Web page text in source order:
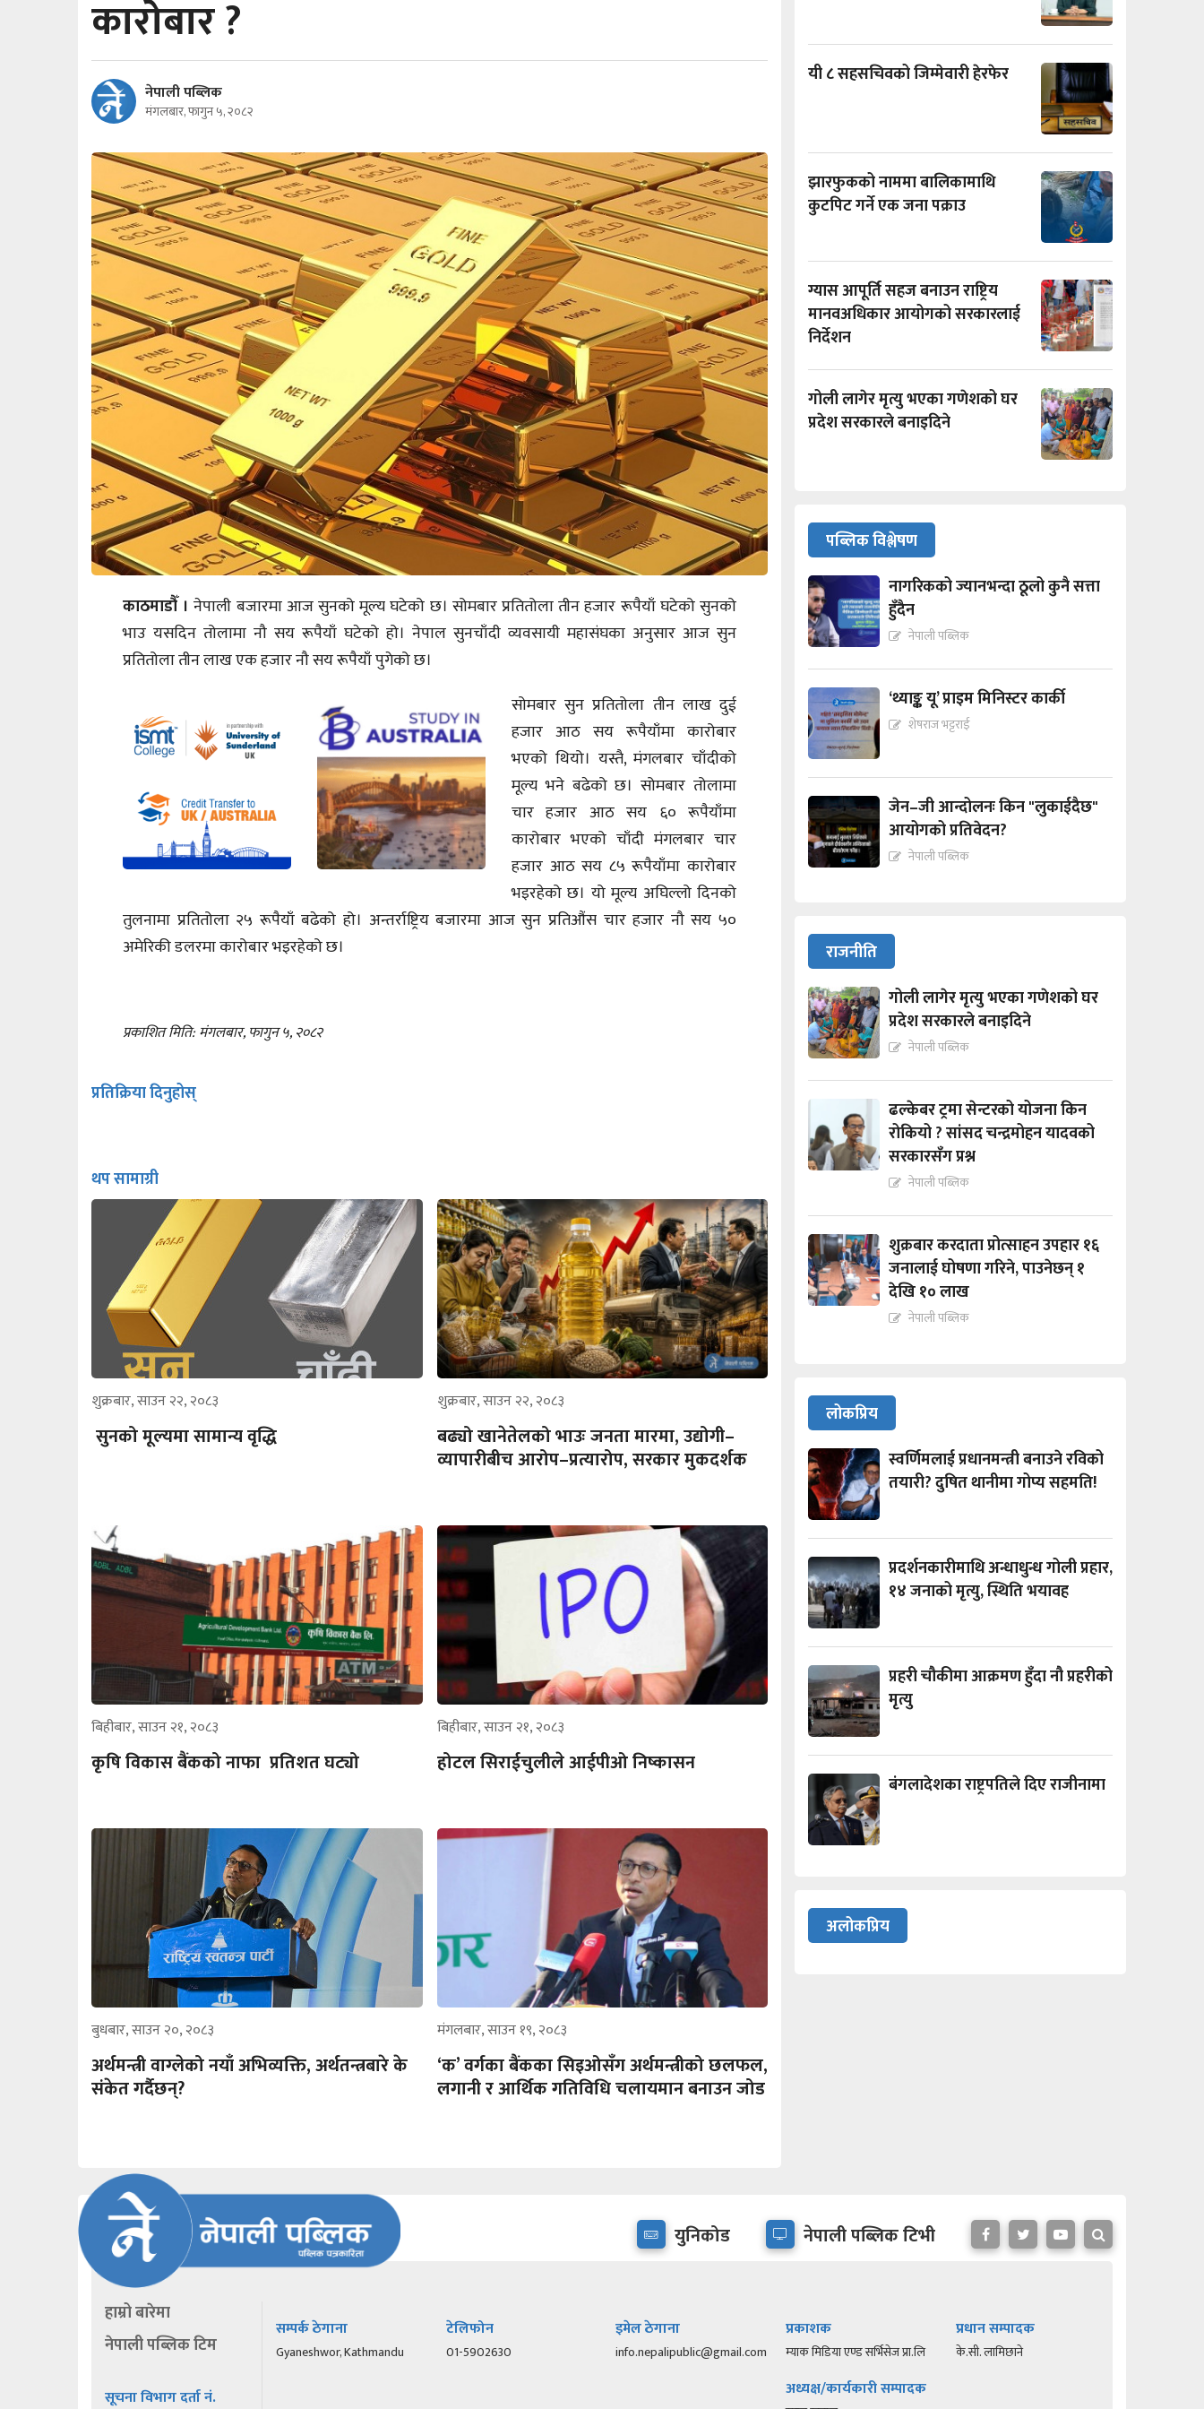
कारोबार ?
नेपाली पब्लिक
मंगलबार, फागुन ५, २०८२
काठमाडौँ ।नेपाली बजारमा आज सुनको मूल्य घटेको छ। सोमबार प्रतितोला तीन हजार रूपैयाँ घटेको सुनको
भाउ यसदिन तोलामा नौ सय रूपैयाँ घटेको हो। नेपाल सुनचाँदी व्यवसायी महासंघका अनुसार आज सुन
प्रतितोला तीन लाख एक हजार नौ सय रूपैयाँ पुगेको छ।
सोमबार सुन प्रतितोला तीन लाख दुई
हजार आठ सय रूपैयाँमा कारोबार
भएको थियो। यस्तै, मंगलबार चाँदीको
मूल्य भने बढेको छ। सोमबार तोलामा
चार हजार आठ सय ६० रूपैयाँमा
कारोबार भएको चाँदी मंगलबार चार
हजार आठ सय ८५ रूपैयाँमा कारोबार
भइरहेको छ। यो मूल्य अघिल्लो दिनको
तुलनामा प्रतितोला २५ रूपैयाँ बढेको हो। अन्तर्राष्ट्रिय बजारमा आज सुन प्रतिऔंस चार हजार नौ सय ५०
अमेरिकी डलरमा कारोबार भइरहेको छ।
प्रकाशित मिति: मंगलबार, फागुन ५, २०८२
प्रतिक्रिया दिनुहोस्
थप सामाग्री
शुक्रबार, साउन २२, २०८३
सुनको मूल्यमा सामान्य वृद्धि
शुक्रबार, साउन २२, २०८३
बढ्यो खानेतेलको भाउः जनता मारमा, उद्योगी–
व्यापारीबीच आरोप–प्रत्यारोप, सरकार मुकदर्शक
बिहीबार, साउन २१, २०८३
कृषि विकास बैंकको नाफा प्रतिशत घट्यो
बिहीबार, साउन २१, २०८३
होटल सिराईचुलीले आईपीओ निष्कासन
बुधबार, साउन २०, २०८३
अर्थमन्त्री वाग्लेको नयाँ अभिव्यक्ति, अर्थतन्त्रबारे के
संकेत गर्दैछन्?
मंगलबार, साउन १९, २०८३
‘क’ वर्गका बैंकका सिइओसँग अर्थमन्त्रीको छलफल,
लगानी र आर्थिक गतिविधि चलायमान बनाउन जोड
यी ८ सहसचिवको जिम्मेवारी हेरफेर
झारफुकको नाममा बालिकामाथि
कुटपिट गर्ने एक जना पक्राउ
ग्यास आपूर्ति सहज बनाउन राष्ट्रिय
मानवअधिकार आयोगको सरकारलाई
निर्देशन
गोली लागेर मृत्यु भएका गणेशको घर
प्रदेश सरकारले बनाइदिने
पब्लिक विश्लेषण
नागरिकको ज्यानभन्दा ठूलो कुनै सत्ता
हुँदैन
नेपाली पब्लिक
‘थ्याङ्क यू’ प्राइम मिनिस्टर कार्की
शेषराज भट्टराई
जेन–जी आन्दोलनः किन "लुकाईदैछ"
आयोगको प्रतिवेदन?
नेपाली पब्लिक
राजनीति
गोली लागेर मृत्यु भएका गणेशको घर
प्रदेश सरकारले बनाइदिने
नेपाली पब्लिक
ढल्केबर ट्रमा सेन्टरको योजना किन
रोकियो ? सांसद चन्द्रमोहन यादवको
सरकारसँग प्रश्न
नेपाली पब्लिक
शुक्रबार करदाता प्रोत्साहन उपहार १६
जनालाई घोषणा गरिने, पाउनेछन् १
देखि १० लाख
नेपाली पब्लिक
लोकप्रिय
स्वर्णिमलाई प्रधानमन्त्री बनाउने रविको
तयारी? दुषित थानीमा गोप्य सहमति!
प्रदर्शनकारीमाथि अन्धाधुन्ध गोली प्रहार,
१४ जनाको मृत्यु, स्थिति भयावह
प्रहरी चौकीमा आक्रमण हुँदा नौ प्रहरीको
मृत्यु
बंगलादेशका राष्ट्रपतिले दिए राजीनामा
अलोकप्रिय
युनिकोड नेपाली पब्लिक टिभी
हाम्रो बारेमा
नेपाली पब्लिक टिम
सूचना विभाग दर्ता नं.
सम्पर्क ठेगाना
Gyaneshwor, Kathmandu
टेलिफोन
01-5902630
इमेल ठेगाना
info.nepalipublic@gmail.com
प्रकाशक
म्याक मिडिया एण्ड सर्भिसेज प्रा.लि
अध्यक्ष/कार्यकारी सम्पादक
प्रधान सम्पादक
के.सी. लामिछाने